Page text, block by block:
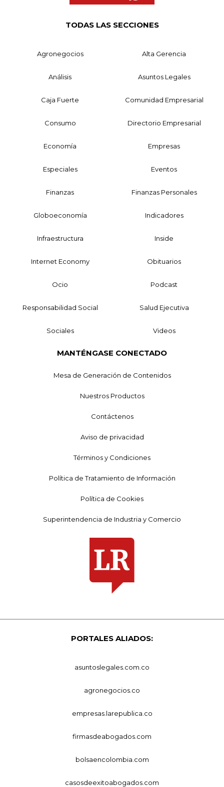
TODAS LAS SECCIONES
Agronegocios Alta Gerencia
Análisis Asuntos Legales
Caja Fuerte Comunidad Empresarial
Consumo Directorio Empresarial
Economía Empresas
Especiales Eventos
Finanzas Finanzas Personales
Globoeconomía Indicadores
Infraestructura Inside
Internet Economy Obituarios
Ocio Podcast
Responsabilidad Social Salud Ejecutiva
Sociales Videos
MANTÉNGASE CONECTADO
Mesa de Generación de Contenidos
Nuestros Productos
Contáctenos
Aviso de privacidad
Términos y Condiciones
Política de Tratamiento de Información
Política de Cookies
Superintendencia de Industria y Comercio
PORTALES ALIADOS:
asuntoslegales.com.co
agronegocios.co
empresas.larepublica.co
firmasdeabogados.com
bolsaencolombia.com
casosdeexitoabogados.com